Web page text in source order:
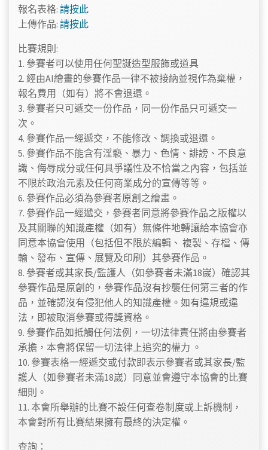
報名表格: 請按此
上傳作品: 請按此
比賽規則:
1. 參賽者可以使用任何聖誕造型服飾或道具
2. 經由AI繪畫的參賽作品一律不被接納並視作為棄權，
報名費用（如有）將不會退還。
3. 參賽者只可遞交一份作品，同一份作品只可遞交一
次。
4. 參賽作品一經遞交，不能修改、調換或退還。
5. 參賽作品不能含有淫褻、暴力、色情、誹謗、不良意
識、侮辱成分或任何具爭議性及不恰當之內容，包括並
不限於政治元素及任何商業成分的宣傳等等。
6. 參賽作品必須為參賽者原創之繪畫。
7. 參賽作品一經遞交，參賽者同意將參賽作品之版權以
及其關聯的知識產權（如有）無條件地轉讓給本協會亦
同意本協會使用（包括但不限於編輯、 複製、存檔、傳
輸、發布、宣傳、展覽及印刷）其參賽作品。
8. 參賽者或其家長/監護人（如參賽者未滿18嵗）確認其
參賽作品是原創的，參賽作品沒有抄襲任何第三者的作
品，並確認沒有侵犯他人的知識產權。如有違規或違
法，即被取消參賽或得獎資格。
9. 參賽作品如抵觸任何法例，一切法律責任將由參賽者
承擔，本會將保留一切法律上追究的權力 。
10. 參賽表格一經遞交或付款即表示參賽者或其家長/監
護人（如參賽者未滿18嵗）同意並會遵守本協會的比賽
細則。
11. 本會所舉辦的比賽不設任何查卷制度或上訴機制，
本會對所有比賽結果擁有最終的決定權。
查詢：